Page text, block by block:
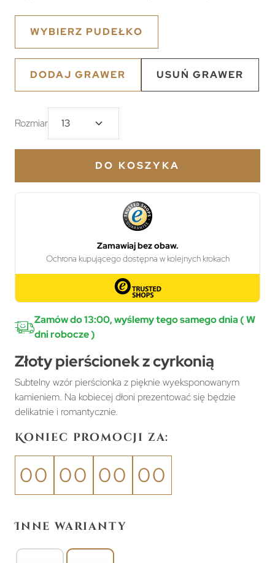
WYBIERZ PUDEŁKO
DODAJ GRAWER USUŃ GRAWER
Rozmiar
DO KOSZYKA
Zamów do 13:00, wyślemy tego samego dnia ( W
dni robocze )
Złoty pierścionek z cyrkonią
Subtelny wzór pierścionka z pięknie wyeksponowanym
kamieniem. Na kobiecej dłoni prezentować się będzie
delikatnie i romantycznie.
Koniec promocji za:
00 00 00 00
Inne warianty